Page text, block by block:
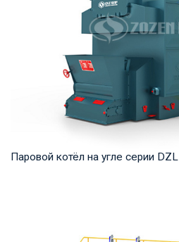
Паровой котёл на угле серии DZL